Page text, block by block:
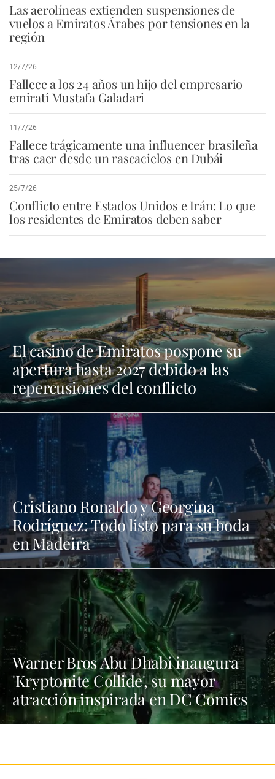
Las aerolíneas extienden suspensiones de
vuelos a Emiratos Árabes por tensiones en la
región
12/7/26
Fallece a los 24 años un hijo del empresario
emiratí Mustafa Galadari
11/7/26
Fallece trágicamente una influencer brasileña
tras caer desde un rascacielos en Dubái
25/7/26
Conflicto entre Estados Unidos e Irán: Lo que
los residentes de Emiratos deben saber
El casino de Emiratos pospone su
apertura hasta 2027 debido a las
repercusiones del conflicto
Cristiano Ronaldo y Georgina
Rodríguez: Todo listo para su boda
en Madeira
Warner Bros Abu Dhabi inaugura
'Kryptonite Collide', su mayor
atracción inspirada en DC Comics